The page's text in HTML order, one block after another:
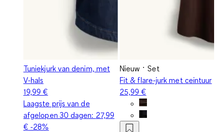
Tuniekjurk van denim, met
V-hals
19,99 €
Laagste prijs van de
afgelopen 30 dagen: 27,99
€ -28%
Nieuw
Set
Fit & flare-jurk met ceintuur
25,99 €